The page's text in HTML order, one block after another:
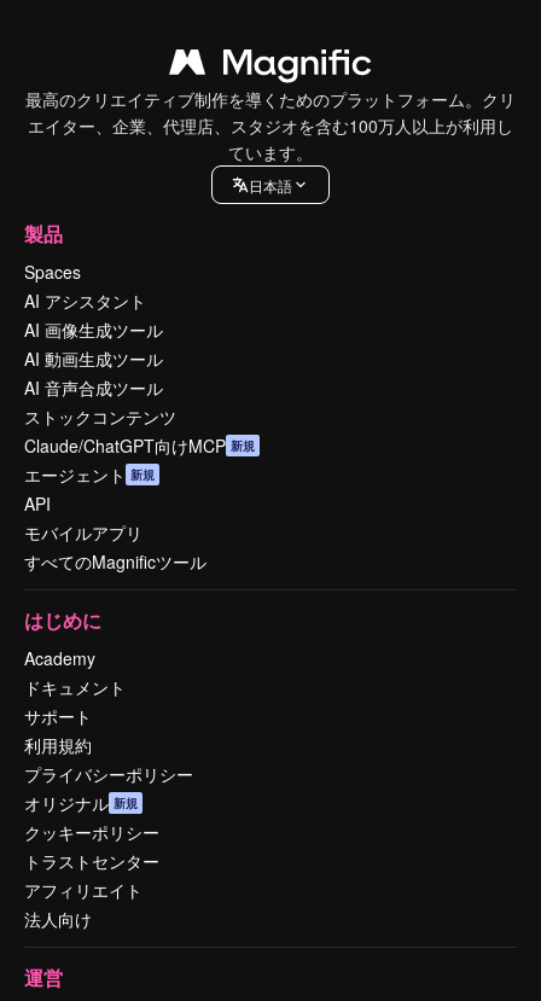
最高のクリエイティブ制作を導くためのプラットフォーム。クリ
エイター、企業、代理店、スタジオを含む100万人以上が利用し
ています。
日本語
製品
Spaces
AI アシスタント
AI 画像生成ツール
AI 動画生成ツール
AI 音声合成ツール
ストックコンテンツ
Claude/ChatGPT向けMCP 新規
エージェント 新規
API
モバイルアプリ
すべてのMagnificツール
はじめに
Academy
ドキュメント
サポート
利用規約
プライバシーポリシー
オリジナル 新規
クッキーポリシー
トラストセンター
アフィリエイト
法人向け
運営